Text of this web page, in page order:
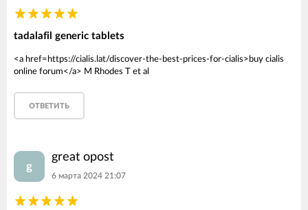
tadalafil generic tablets
<a href=https://cialis.lat/discover-the-best-prices-for-cialis>buy cialis
online forum</a> M Rhodes T et al
ОТВЕТИТЬ
g
great opost
6 марта 2024 21:07